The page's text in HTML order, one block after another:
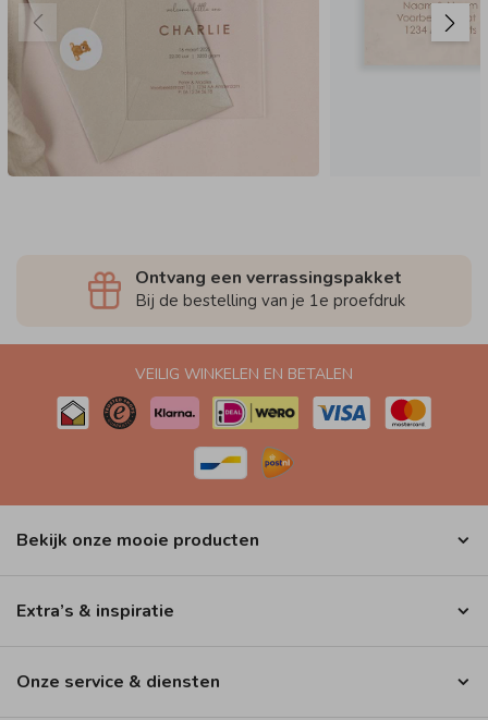
Ontvang een verrassingspakket
Bij de bestelling van je 1e proefdruk
VEILIG WINKELEN EN BETALEN
Bekijk onze mooie producten
Extra’s & inspiratie
Onze service & diensten